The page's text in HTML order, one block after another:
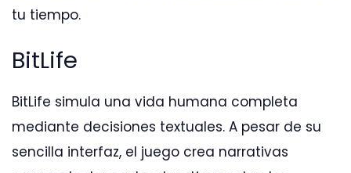
tu tiempo.
BitLife
BitLife simula una vida humana completa
mediante decisiones textuales. A pesar de su
sencilla interfaz, el juego crea narrativas